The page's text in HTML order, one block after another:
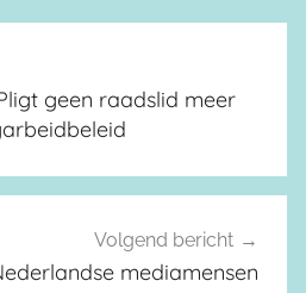
geen raadslid meer
Volgend bericht
mediamensen